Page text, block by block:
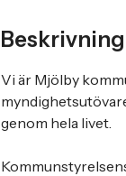
Beskrivning
Vi är Mjölby
genom hela livet.